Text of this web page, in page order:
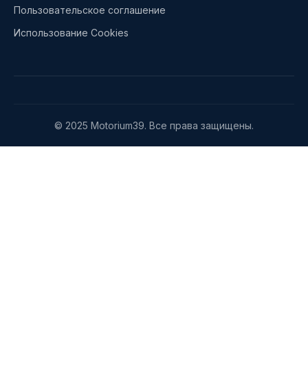
Пользовательское соглашение
Использование Cookies
© 2025 Motorium39. Все права защищены.